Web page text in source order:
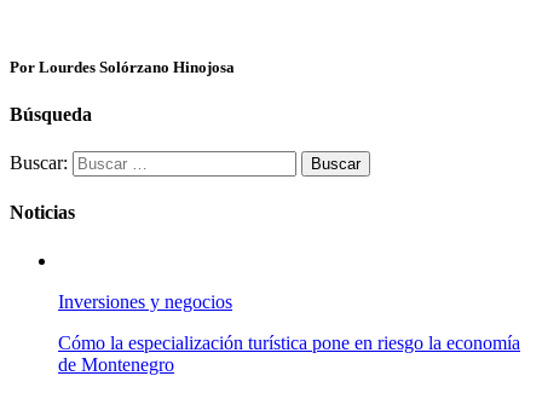
Por Lourdes Solórzano Hinojosa
Búsqueda
Buscar:
Noticias
Inversiones y negocios
Cómo la especialización turística pone en riesgo la economía
de Montenegro